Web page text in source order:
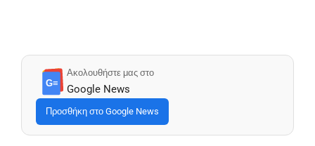
G≡
Ακολουθήστε μας στο
Google News
Προσθήκη στο Google News